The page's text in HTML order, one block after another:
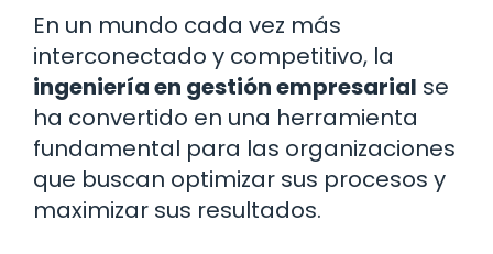
En un mundo cada vez más
interconectado y competitivo, la
ingeniería en gestión empresarial se
ha convertido en una herramienta
fundamental para las organizaciones
que buscan optimizar sus procesos y
maximizar sus resultados.